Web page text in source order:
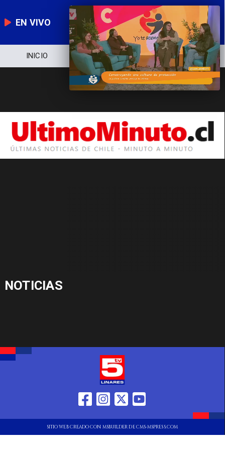
EN VIVO
INICIO NOTICIERO POLÍTICA
NOTICIAS
SITIO WEB CREADO CON MSBUILDER DE CMS-MSPRESS.COM